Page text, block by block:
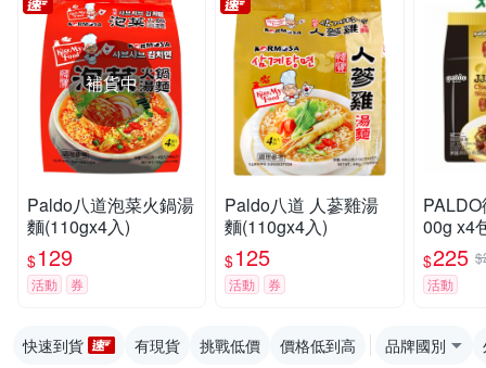
補貨中
Paldo八道泡菜火鍋湯
麵(110gx4入)
$129
活動 券
Paldo八道 人蔘雞湯
麵(110gx4入)
$125
活動 券
00g x4
$225
活動
快速到貨 有現貨 挑戰低價 價格低到高 品牌國別